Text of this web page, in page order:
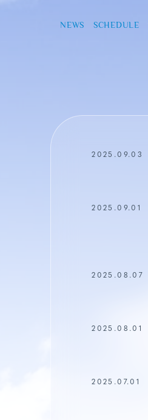
NEWS SCHEDULE
2025.09.03
2025.09.01
2025.08.07
2025.08.01
2025.07.01